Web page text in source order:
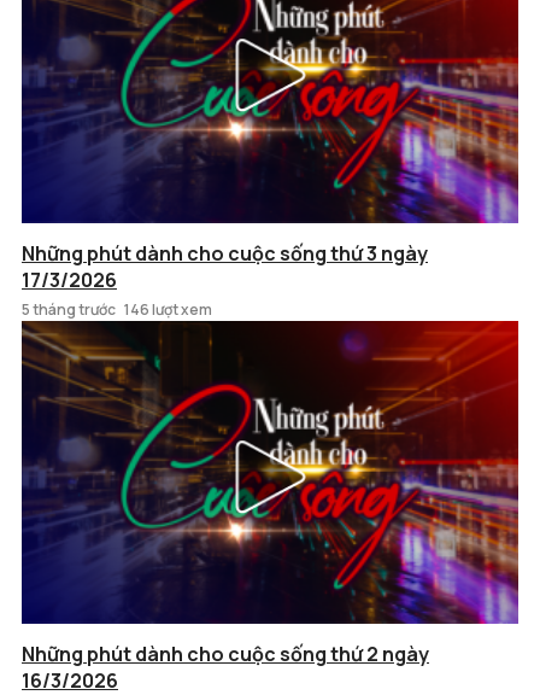
Những phút dành cho cuộc sống thứ 3 ngày
17/3/2026
5 tháng trước 146 lượt xem
Những phút dành cho cuộc sống thứ 2 ngày
16/3/2026